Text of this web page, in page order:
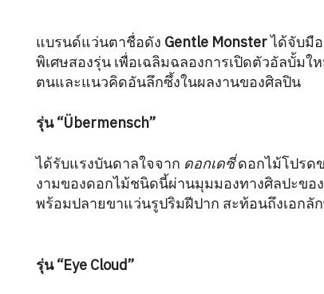
แบรนด์แว่นตาชื่อดัง Gentle Monsterได้จับมื
พิเศษสองรุ่น เพื่อเฉลิมฉลองการเปิดตัวอัลบั้มใ
ตนและแนวคิดอันลึกซึ้งในผลงานของศิลปิน
รุ่น “Übermensch”
ได้รับแรงบันดาลใจจาก ดอกเดซี่ดอกไม้โปรดข
งามของดอกไม้ชนิดนี้ผ่านมุมมองทางศิลปะขอ
พร้อมปลายขาแว่นรูปริมฝีปาก สะท้อนถึงเอก
รุ่น “Eye Cloud”